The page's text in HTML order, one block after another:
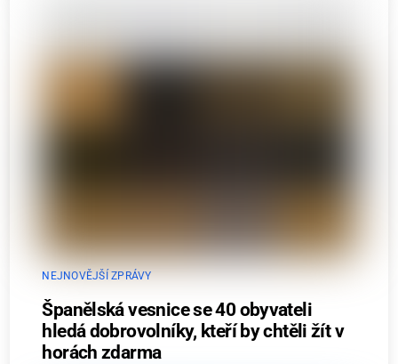
NEJNOVĚJŠÍ ZPRÁVY
Španělská vesnice se 40 obyvateli
hledá dobrovolníky, kteří by chtěli žít v
horách zdarma